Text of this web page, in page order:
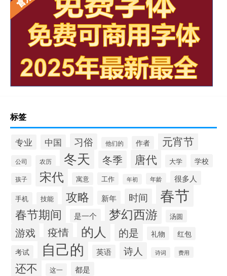
标签
专业 中国 习俗 他们的 作者 元宵节
公司 农历 冬天 冬季 唐代 大学 学校
孩子 宋代 寓意 工作 年初 年龄 很多人
手机 技能 攻略 新年 时间 春节
春节期间 是一个 梦幻西游 汤圆
游戏 疫情 的人 的是 礼物
红包
考试
自己的 英语 诗人 诗词 费用
还不 这一 都是